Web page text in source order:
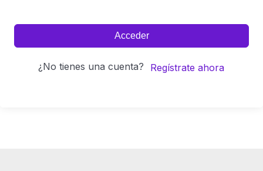
Acceder
¿No tienes una cuenta? Regístrate ahora